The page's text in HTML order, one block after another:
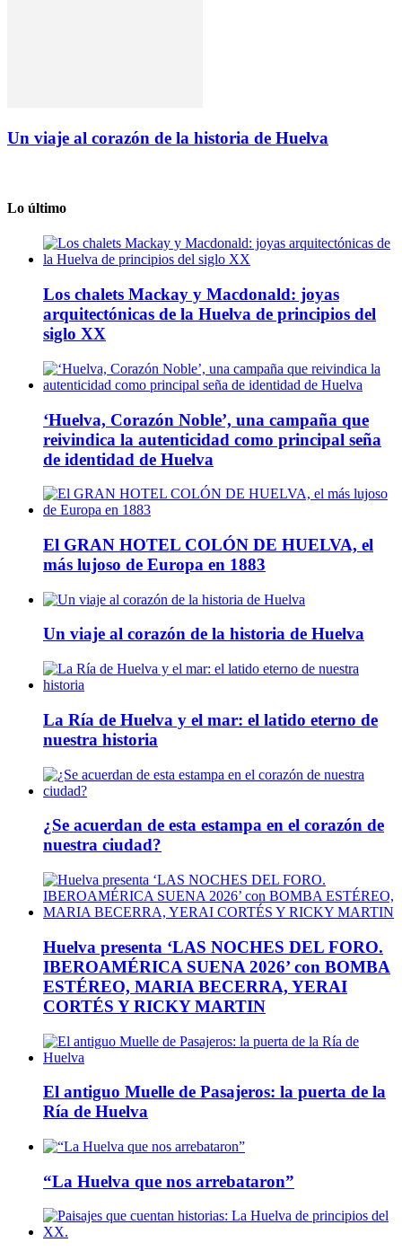
Un viaje al corazón de la historia de Huelva
Lo último
Los chalets Mackay y Macdonald: joyas
arquitectónicas de la Huelva de principios del
siglo XX
‘Huelva, Corazón Noble’, una campaña que
reivindica la autenticidad como principal seña
de identidad de Huelva
El GRAN HOTEL COLÓN DE HUELVA, el
más lujoso de Europa en 1883
Un viaje al corazón de la historia de Huelva
La Ría de Huelva y el mar: el latido eterno de
nuestra historia
¿Se acuerdan de esta estampa en el corazón de
nuestra ciudad?
Huelva presenta ‘LAS NOCHES DEL FORO.
IBEROAMÉRICA SUENA 2026’ con BOMBA
ESTÉREO, MARIA BECERRA, YERAI
CORTÉS Y RICKY MARTIN
El antiguo Muelle de Pasajeros: la puerta de la
Ría de Huelva
“La Huelva que nos arrebataron”